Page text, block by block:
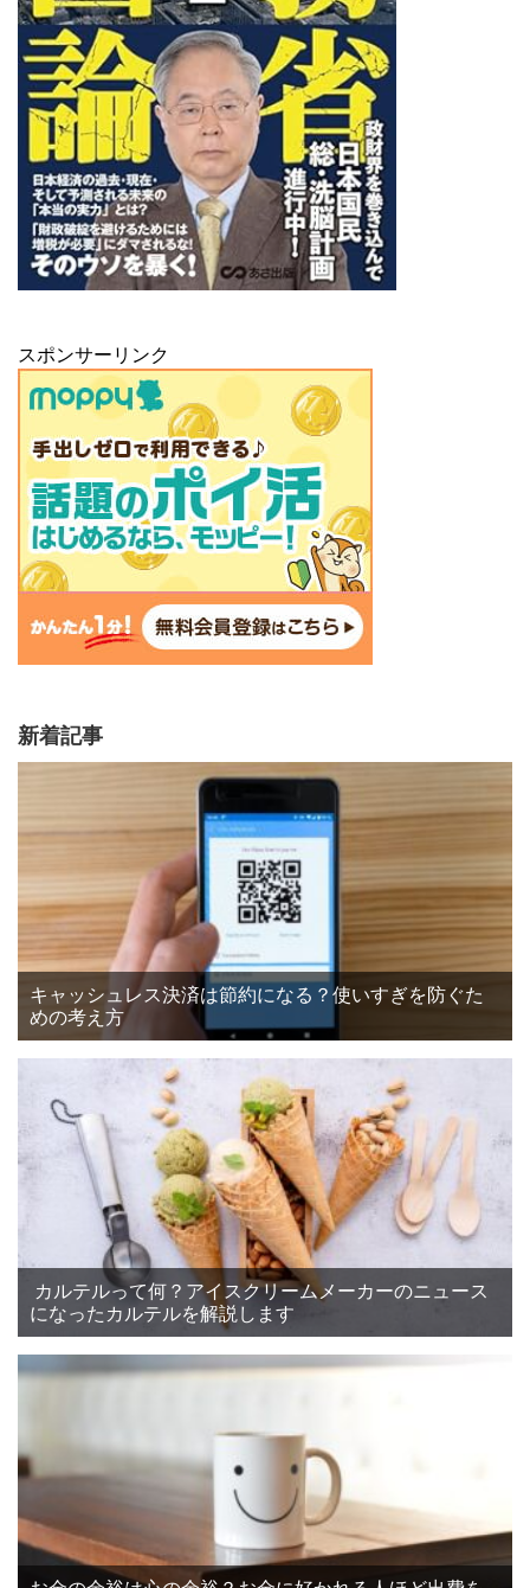
スポンサーリンク
新着記事
キャッシュレス決済は節約になる？使いすぎを防ぐた
めの考え方
カルテルって何？アイスクリームメーカーのニュース
になったカルテルを解説します